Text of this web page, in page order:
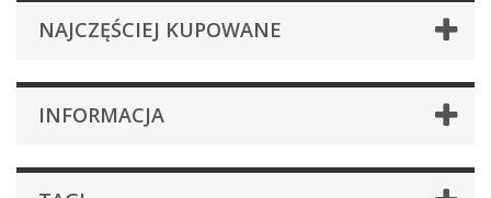
NAJCZĘŚCIEJ KUPOWANE
INFORMACJA